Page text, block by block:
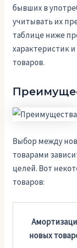
бывших в
учитывать их
таблице ниже
характеристик
товаров.
Выбор между
товарами
целей. Вот
товаров:
новых